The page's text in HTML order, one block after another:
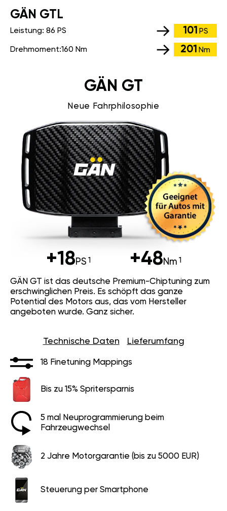
GÄN GTL
Leistung: 86 PS 101 PS
Drehmoment:160 Nm 201 Nm
GÄN GT
Neue Fahrphilosophie
+18PS +48Nm
GÄN GT ist das deutsche Premium-Chiptuning zum
erschwinglichen Preis. Es schöpft das ganze
Potential des Motors aus, das vom Hersteller
angeboten wurde. Ganz sicher.
Technische Daten Lieferumfang
18 Finetuning Mappings
Bis zu 15% Spritersparnis
5 mal Neuprogrammierung beim
Fahrzeugwechsel
2 Jahre Motorgarantie (bis zu 5000 EUR)
Steuerung per Smartphone